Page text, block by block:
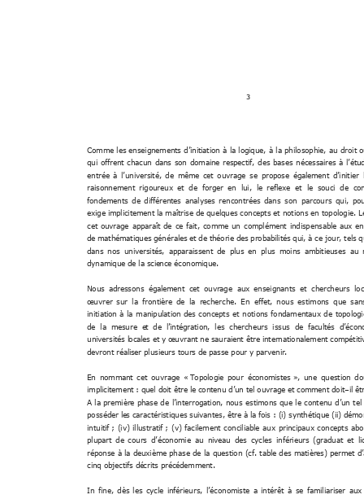
3
Comme les enseignements d’initiation à la logique, à la philosophie, au droit
qui offrent chacun dans son domaine respectif, des bases nécessaires à
entrée à l’université, de même cet ouvrage se propose également d’initier
raisonnement rigoureux et de forger en  lui,  le reflexe  et  le
  souci
de
fondements de différentes analyses rencontrées dans son parcours qui,
exige implicitement la maîtrise de quelques concepts et notions en topologie.
cet ouvrage apparaît de ce fait, comme un complément indispensable aux
de mathématiques générales et de théorie des probabilités qui, à ce jour, tels
dans nos universités, apparaissent de plus en plus moins ambitieuses au
dynamique de la science économique.
Nous adressons également cet ouvrage  aux enseignants et chercheurs
œuvrer sur la frontière de la recherche. En effet, nous estimons que
initiation à la manipulation des concepts et notions fondamentaux de
de  la  mesure  et  de  l’intégration,  les  chercheurs  issus  de facultés  d’écon
universités locales et y œuvrant ne sauraient être internationalement comp
devront réaliser plusieurs tours de passe pour y parvenir.
En nommant cet ouvrage « Topologie pour économistes », une question
implicitement : quel doit être le contenu d’un tel ouvrage et comment doit–il
A la première phase de l’interrogation, nous estimons que le contenu d’un tel
posséder les caractéristiques suivantes, être à la fois : (i) synthétique (ii)
intuitif ; (iv) illustratif ; (v) facilement conciliable aux principaux concepts
plupart de cours d’économie au niveau des cycles inférieurs (graduat et li
réponse à la deuxième phase de la question (cf. table d es matières) permet
cinq objectifs décrits précédemment.
In fine, dès les cycle inférieurs, l’économiste a intérêt à se familiariser aux